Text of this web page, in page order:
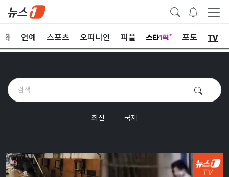
화 연예 스포츠 오피니언 피플 포토 TV
최신 국제